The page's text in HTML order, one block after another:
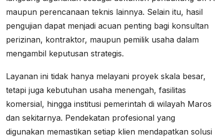
maupun perencanaan teknis lainnya. Selain itu, hasil
pengujian dapat menjadi acuan penting bagi konsultan
perizinan, kontraktor, maupun pemilik usaha dalam
mengambil keputusan strategis.
Layanan ini tidak hanya melayani proyek skala besar,
tetapi juga kebutuhan usaha menengah, fasilitas
komersial, hingga institusi pemerintah di wilayah Maros
dan sekitarnya. Pendekatan profesional yang
digunakan memastikan setiap klien mendapatkan solusi